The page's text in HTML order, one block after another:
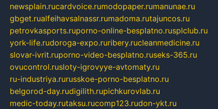
newsplain.rucardvoice.rumodopaper.rumanunae.ru
gbget.rualfeihavsalnassr.rumadoma.rutajuncos.ru
petrovkasports.ruporno-online-besplatno.rusplclub.ru
york-life.rudoroga-expo.ruribery.rucleanmedicine.ru
slovar-ivrit.ruporno-video-besplatno.ruseks-365.ru
ovucontrol.rusloty-igrovyye-avtomaty.ru
ru-industriya.rurusskoe-porno-besplatno.ru
belgorod-day.rudigilith.rupichkurovlab.ru
medic-today.rutaksu.rucomp123.rudon-ykt.ru